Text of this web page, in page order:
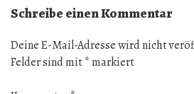
Schreibe einen Kommentar
Deine E-Mail-Adresse wird nicht
Felder sind mit* markiert